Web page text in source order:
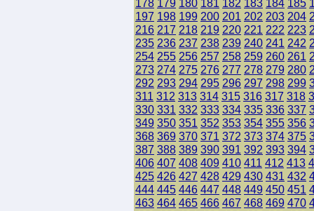
178 179 180 181 182 183 184 185
197 198 199 200 201 202 203 204
216 217 218 219 220 221 222 223
235 236 237 238 239 240 241 242
254 255 256 257 258 259 260 261
273 274 275 276 277 278 279 280
292 293 294 295 296 297 298 299
311 312 313 314 315 316 317 318
330 331 332 333 334 335 336 337
349 350 351 352 353 354 355 356
368 369 370 371 372 373 374 375
387 388 389 390 391 392 393 394
406 407 408 409 410 411 412 413
425 426 427 428 429 430 431 432
444 445 446 447 448 449 450 451
463 464 465 466 467 468 469 470